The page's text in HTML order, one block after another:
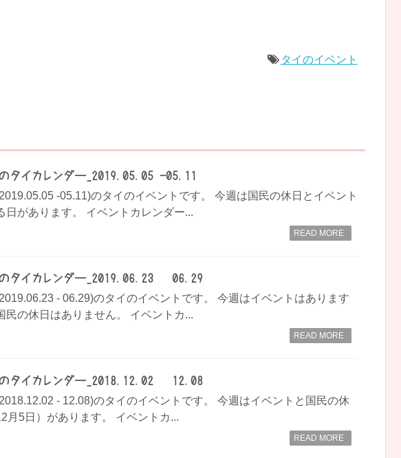
タイのイベント
タイカレンダー_2019.05.05 -05.11
-05.11)のタイのイベントです。 今週は国民の休日とイベント
日があります。 イベントカレンダー...
READ MORE
タイカレンダー_2019.06.23 – 06.29
- 06.29)のタイのイベントです。 今週はイベントはあります
民の休日はありません。 イベントカ...
READ MORE
タイカレンダー_2018.12.02 – 12.08
- 12.08)のタイのイベントです。 今週はイベントと国民の休
月5日）があります。 イベントカ...
READ MORE